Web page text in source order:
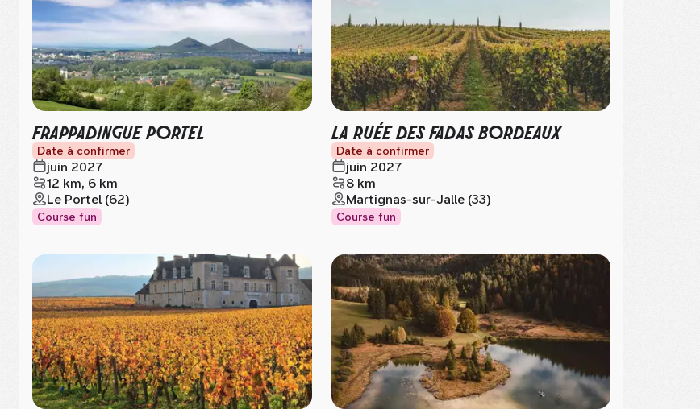
FRAPPADINGUE PORTEL
Date à confirmer
juin 2027
12 km, 6 km
Le Portel (62)
Course fun
LA RUÉE DES FADAS BORDEAUX
Date à confirmer
juin 2027
8 km
Martignas-sur-Jalle (33)
Course fun